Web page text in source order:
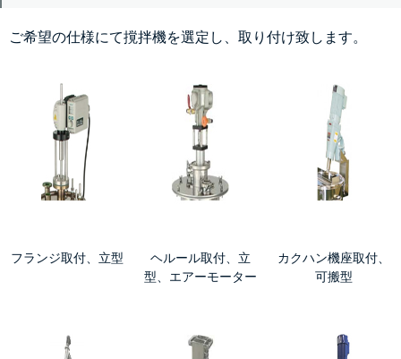
ご希望の仕様にて撹拌機を選定し、取り付け致します。
フランジ取付、立型
ヘルール取付、立
型、エアーモーター
カクハン機座取付、
可搬型